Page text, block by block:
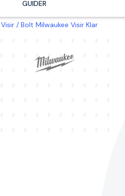
GUIDER
Visir Bolt Milwaukee Visir Klar